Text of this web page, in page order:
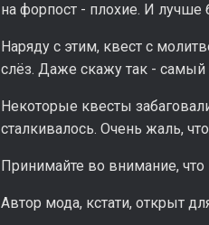
на форпост - плохие. И лучше
Наряду с этим, квест с
слёз. Даже скажу так -
Некоторые квесты
сталкивалось. Очень жаль,
Принимайте во внимание,
Автор мода, кстати, открыт